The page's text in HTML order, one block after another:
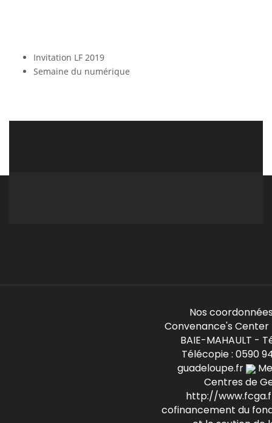
Invitation LF 2019
Semaine du numérique
Nos coordonnées
Convenance's Center
BAIE-MAHAULT -
Télécopie : 0590
guadeloupe.fr
Centres de
http://
cofinancement du